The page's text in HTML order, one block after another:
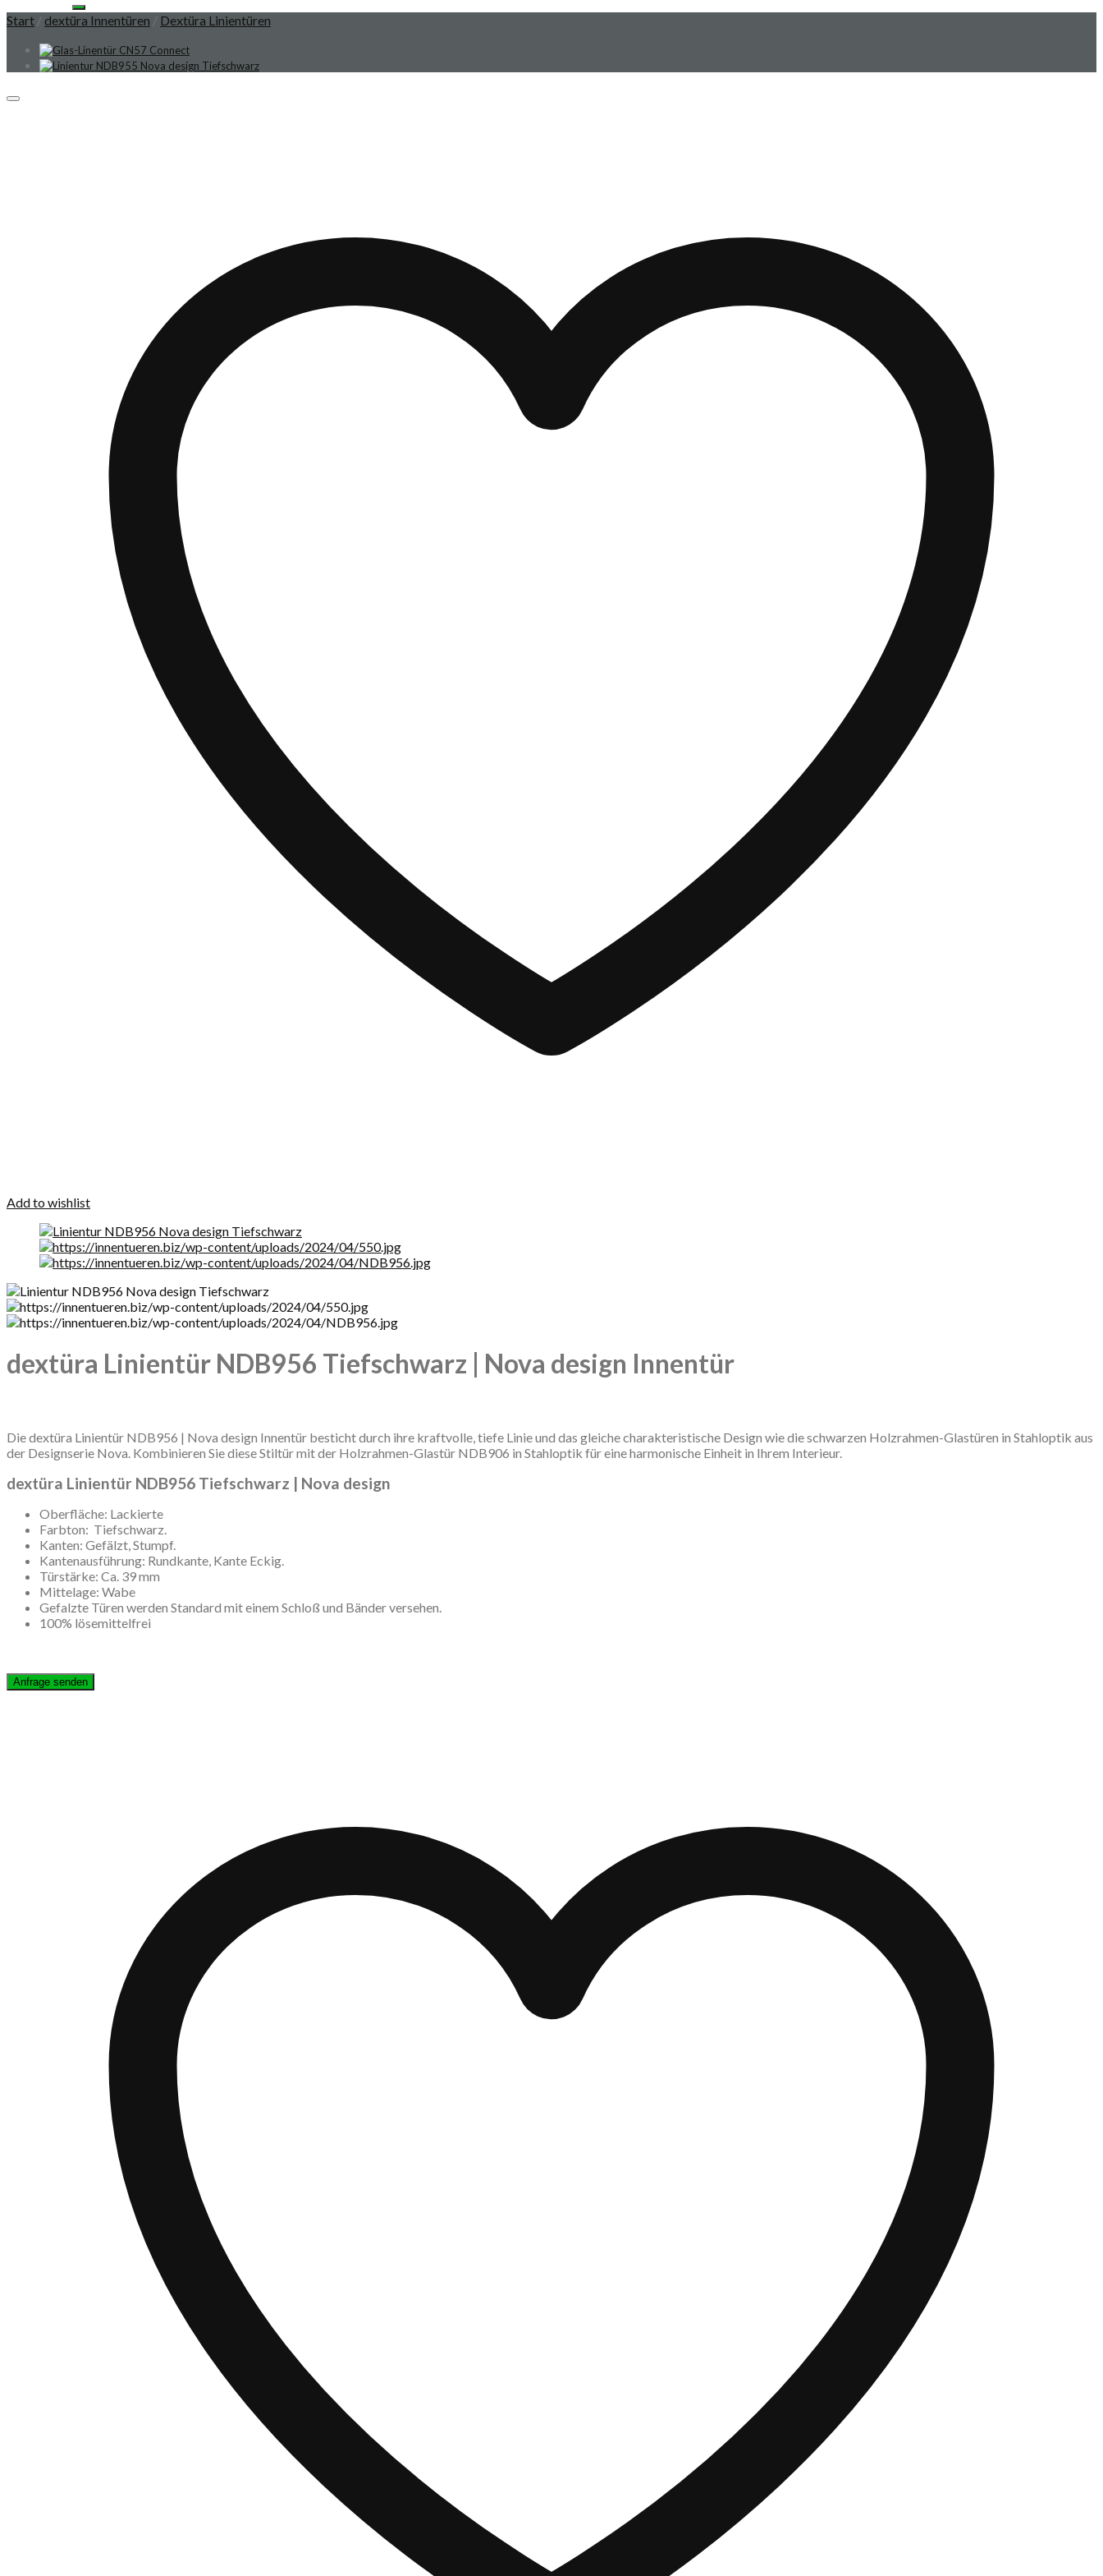
Start / dextüra Innentüren / Dextüra Linientüren
Add to wishlist
dextüra Linientür NDB956 Tiefschwarz | Nova design Innentür
Die dextüra Linientür NDB956 | Nova design Innentür besticht durch ihre kraftvolle, tiefe Linie und das gleiche charakteristische Design wie die schwarzen Holzrahmen-Glastüren in Stahloptik aus
der Designserie Nova. Kombinieren Sie diese Stiltür mit der Holzrahmen-Glastür NDB906 in Stahloptik für eine harmonische Einheit in Ihrem Interieur.
dextüra Linientür NDB956 Tiefschwarz | Nova design
Oberfläche: Lackierte
Farbton: Tiefschwarz.
Kanten: Gefälzt, Stumpf.
Kantenausführung: Rundkante, Kante Eckig.
Türstärke: Ca. 39 mm
Mittelage: Wabe
Gefalzte Türen werden Standard mit einem Schloß und Bänder versehen.
100% lösemittelfrei